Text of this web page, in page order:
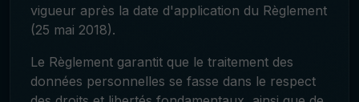
vigueur après la date d'application du Règlement
(25 mai 2018).
Le Règlement garantit que le traitement des
données personnelles se fasse dans le respect